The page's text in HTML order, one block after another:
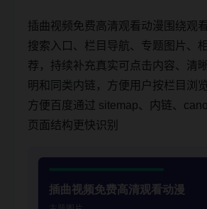
插曲视频免费高清观看动漫围绕观
搜索入口、栏目导航、专题图片、
荐，持续补充真实可点击内容、清
明和同类内链，方便用户按栏目浏
方便百度通过 sitemap、内链、
页面结构更快识别